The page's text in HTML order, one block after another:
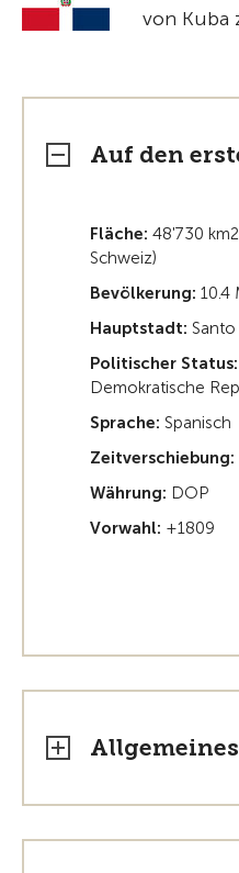
von Kuba
Auf den
Fläche: 48'730
Schweiz)
Bevölkerung: 10.4
Hauptstadt:
Politischer Status:
Demokratische
Sprache: Spanisch
Zeitverschiebung:
Währung: DOP
Vorwahl: +1809
Allgemeines